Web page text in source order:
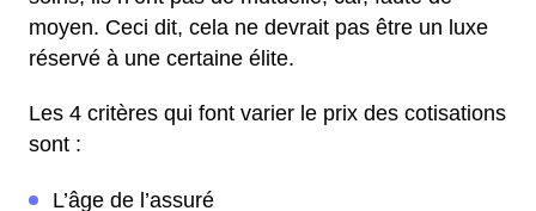
moyen. Ceci dit, cela ne devrait pas être un luxe
réservé à une certaine élite.
Les 4 critères qui font varier le prix des cotisations
sont :
L’âge de l’assuré